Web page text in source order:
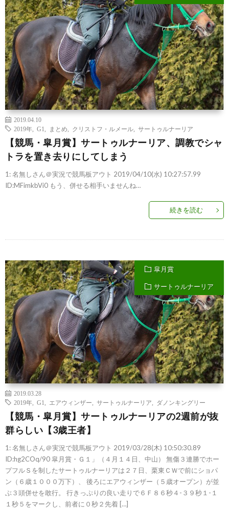
2019.04.10
2019年
G1 まとめ クリストフ・ルメール サートゥルナーリア
【競馬・皐月賞】サートゥルナーリア、調教でシャ
トラを置き去りにしてしまう
1: 名無しさん＠実況で競馬板アウト 2019/04/10(水) 10:27:57.99
ID:MFimkbVi0 もう、併せる相手いませんね…
続きを読む
皐月賞
サートゥルナーリア
2019.03.28
2019年
G1 エアウィンザー サートゥルナーリア ダノンキングリー
【競馬・皐月賞】サートゥルナーリアの2週前が抜
群らしい【3歳王者】
1: 名無しさん＠実況で競馬板アウト 2019/03/28(木) 10:50:30.89
ID:hg2COq/90 皐月賞・Ｇ１」（４月１４日、中山） 無傷３連勝でホー
プフルＳを制したサートゥルナーリアは２７日、栗東ＣＷで前にショパ
ン（６歳１０００万下）、 後ろにエアウィンザー（５歳オープン）が並
ぶ３頭併せを敢行。 行きっぷりの良い走りで６Ｆ８６秒４-３９秒１-１
１秒５をマークし、前者に０秒２先着 […]